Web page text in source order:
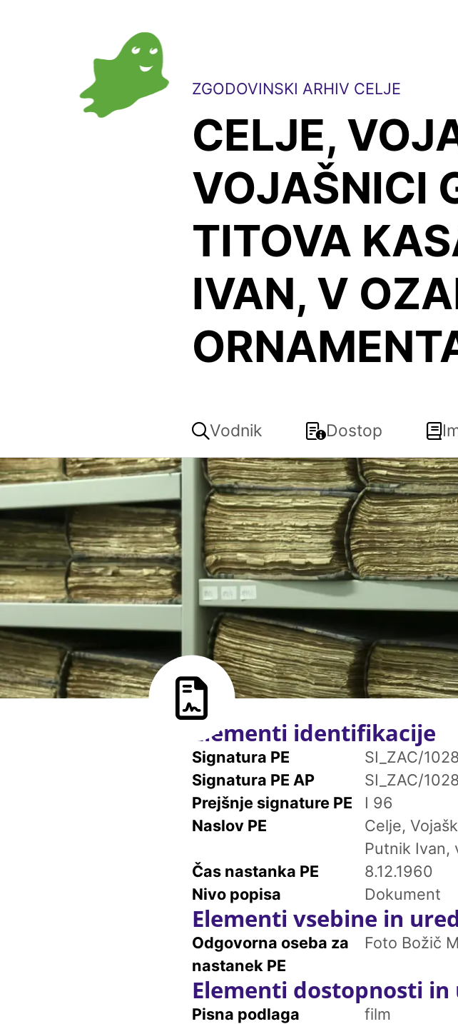
ZGODOVINSKI ARHIV CELJE
CELJE,
VOJAŠNICI
TITOVA
IVAN, V
Vodnik Dostop
Elementi identifikacije
Signatura PE
SI_ZAC/
Signatura PE AP
SI_ZAC/
Prejšnje signature PE
I 96
Naslov PE
Celje,
Putnik Ivan,
Čas nastanka PE
8.12.1960
Nivo popisa
Dokument
Elementi vsebine in
Odgovorna oseba za
nastanek PE
Foto Božič
Elementi dostopnosti in
Pisna podlaga
film